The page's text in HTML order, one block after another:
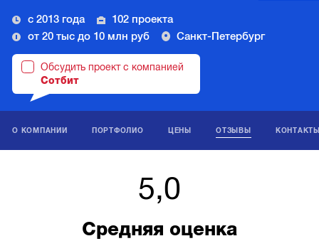
с 2013 года
102 проекта
от 20 тыс до 10 млн руб
Санкт-Петербург
Обсудить проект с компанией
Сотбит
О КОМПАНИИ ПОРТФОЛИО ЦЕНЫ ОТЗЫВЫ
5,0
Средняя оценка